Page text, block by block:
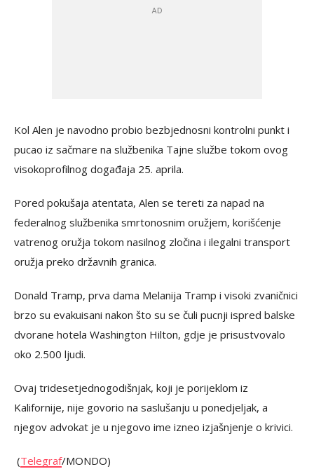
Kol Alen je navodno probio bezbjednosni kontrolni punkt i
pucao iz sačmare na službenika Tajne službe tokom ovog
visokoprofilnog događaja 25. aprila.
Pored pokušaja atentata, Alen se tereti za napad na
federalnog službenika smrtonosnim oružjem, korišćenje
vatrenog oružja tokom nasilnog zločina i ilegalni transport
oružja preko državnih granica.
Donald Tramp, prva dama Melanija Tramp i visoki zvaničnici
brzo su evakuisani nakon što su se čuli pucnji ispred balske
dvorane hotela Washington Hilton, gdje je prisustvovalo
oko 2.500 ljudi.
Ovaj tridesetjednogodišnjak, koji je porijeklom iz
Kalifornije, nije govorio na saslušanju u ponedjeljak, a
njegov advokat je u njegovo ime izneo izjašnjenje o krivici.
(Telegraf/MONDO)